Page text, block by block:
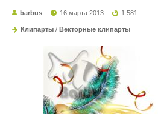
barbus 16 марта 2013 1 581
Клипарты / Векторные клипарты